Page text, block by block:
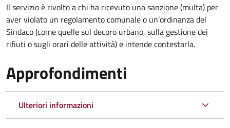
Il servizio è rivolto a chi ha ricevuto una sanzione (multa) per
aver violato un regolamento comunale o un’ordinanza del
Sindaco (come quelle sul decoro urbano, sulla gestione dei
rifiuti o sugli orari delle attività) e intende contestarla.
Approfondimenti
Ulteriori informazioni